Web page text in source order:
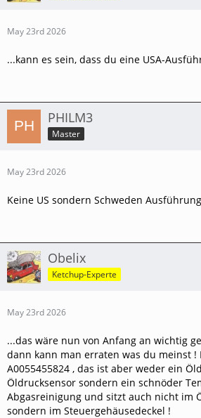
May 23rd 2026
...kann es sein, dass du eine USA-
PHILM3
Master
May 23rd 2026
Keine US sondern Schweden
Obelix
Ketchup-Experte
May 23rd 2026
...das wäre nun von Anfang an wichtig
dann kann man erraten was du meinst !
A0055455824 , das ist aber weder ein
Öldrucksensor sondern ein schnöder
Abgasreinigung und sitzt auch nicht im
sondern im Steuergehäusedeckel !